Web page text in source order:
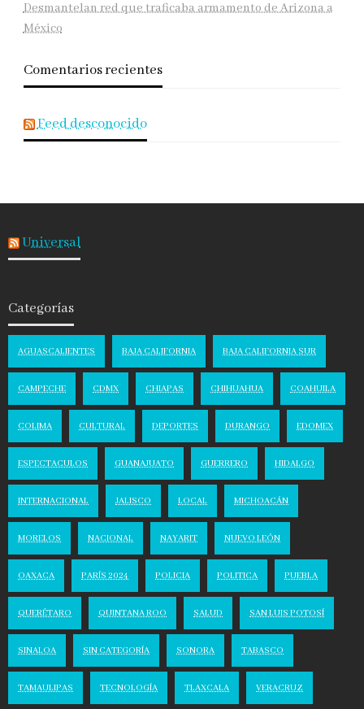
Desmantelan red que traficaba armamento de Arizona a
México
Comentarios recientes
Feed desconocido
Universal
Categorías
AGUASCALIENTES BAJA CALIFORNIA BAJA CALIFORNIA SUR
CAMPECHE CDMX CHIAPAS CHIHUAHUA COAHUILA
COLIMA CULTURAL DEPORTES DURANGO EDOMEX
ESPECTACULOS GUANAJUATO GUERRERO HIDALGO
INTERNACIONAL JALISCO LOCAL MICHOACÁN
MORELOS NACIONAL NAYARIT NUEVO LEÓN
OAXACA PARÍS 2024 POLICIA POLITICA PUEBLA
QUERÉTARO QUINTANA ROO SALUD SAN LUIS POTOSÍ
SINALOA SIN CATEGORÍA SONORA TABASCO
TAMAULIPAS TECNOLOGÍA TLAXCALA VERACRUZ